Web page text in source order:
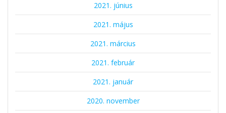
2021. június
2021. május
2021. március
2021. február
2021. január
2020. november